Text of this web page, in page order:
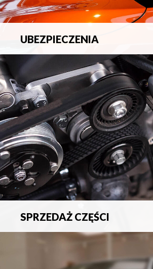
UBEZPIECZENIA
Pełna ochrona ubezpieczeniowa w
SPRZEDAŻ CZĘŚCI
Sprzedaż oryginalnych części